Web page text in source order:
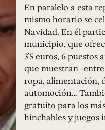
En paralelo a esta
mismo horario se
Navidad. En él
municipio, que
3’5 euros, 6 puestos
que muestran -
ropa, alimentación,
automoción…
gratuito para los
hinchables y juegos